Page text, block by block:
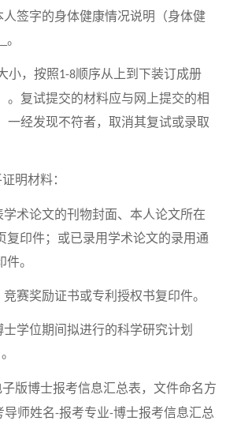
人签字的身体健康情况说明（身体健
。
小，按照1-8顺序从上到下装订成册
。复试提交的材料应与网上提交的相
一经发现不符者，取消其复试或录取
明材料：
学术论文的刊物封面、本人论文所在
复印件；或已录用学术论文的录用通
。
竞赛奖励证书或专利授权书复印件。
士学位期间拟进行的科学研究计划
版博士报考信息汇总表，文件命名方
导师姓名-报考专业-博士报考信息汇总